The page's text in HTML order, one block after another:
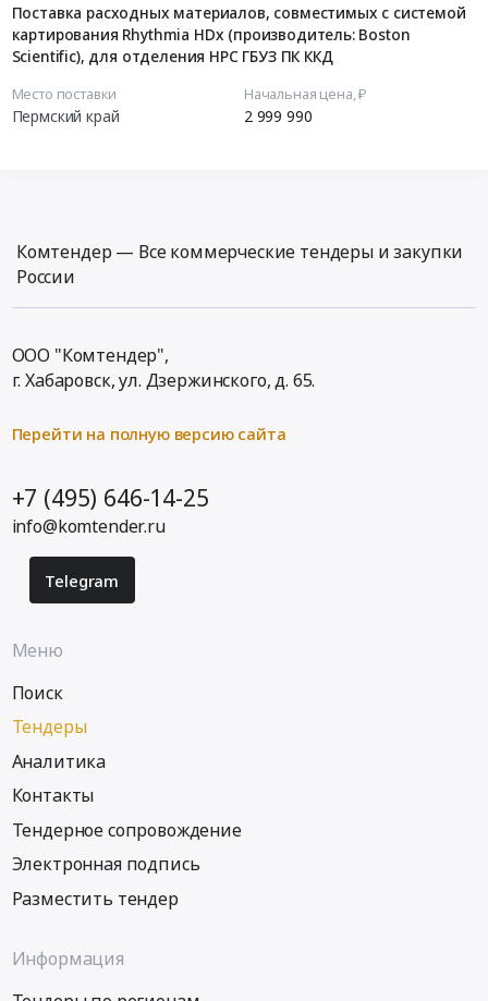
Поставка расходных материалов, совместимых с системой
картирования Rhythmia HDx (производитель: Boston
Scientific), для отделения НРС ГБУЗ ПК ККД
Место поставки
Пермский край
Начальная цена, ₽
2 999 990
Комтендер — Все коммерческие тендеры и закупки
России
ООО "Комтендер",
г. Хабаровск,ул. Дзержинского, д. 65.
Перейти на полную версию сайта
+7 (495) 646-14-25
info@komtender.ru
Telegram
Меню
Поиск
Тендеры
Аналитика
Контакты
Тендерное сопровождение
Электронная подпись
Разместить тендер
Информация